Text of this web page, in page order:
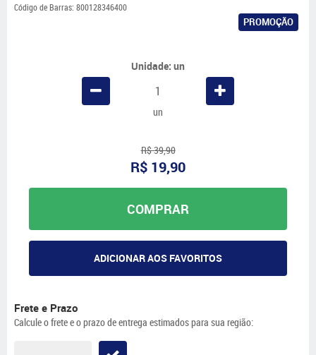
Código de Barras: 800128346400
PROMOÇÃO
Unidade: un
un
R$ 39,90
R$ 19,90
COMPRAR
ADICIONAR AOS FAVORITOS
Frete e Prazo
Calcule o frete e o prazo de entrega estimados para sua região: